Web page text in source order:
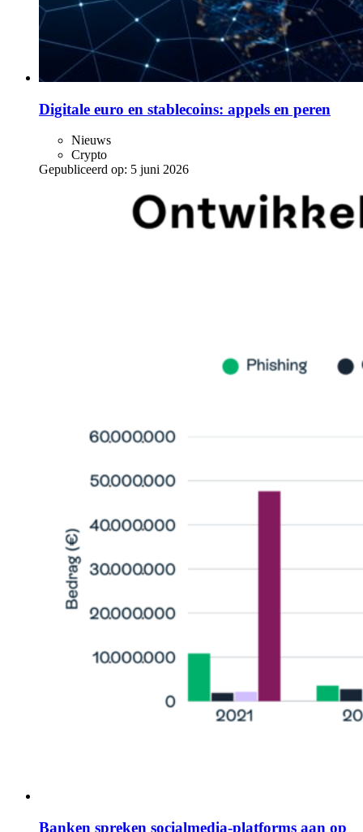
Digitale euro en stablecoins: appels en peren
Nieuws
Crypto
Gepubliceerd op: 5 juni 2026
Banken spreken socialmedia-platforms aan op